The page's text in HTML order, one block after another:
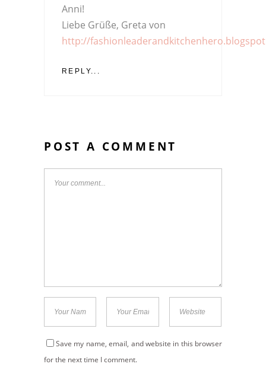
Anni!
Liebe Grüße, Greta von
http://
REPLY...
POST A COMMENT
Save my name, email, and website in this browser
for the next time I comment.